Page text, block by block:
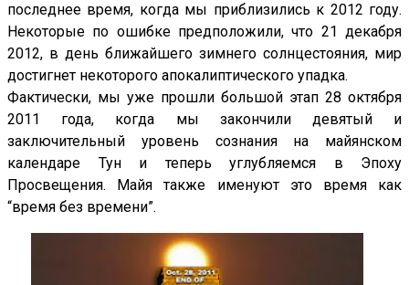
последнее время, когда мы приблизились к 2012 году.
Некоторые по ошибке предположили, что 21 декабря
2012, в день ближайшего зимнего солнцестояния, мир
достигнет некоторого апокалиптического упадка.
Фактически, мы уже прошли большой этап 28 октября
2011 года, когда мы закончили девятый и
заключительный уровень сознания на майянском
календаре Тун и теперь углубляемся в Эпоху
Просвещения. Майя также именуют это время как
“время без времени”.